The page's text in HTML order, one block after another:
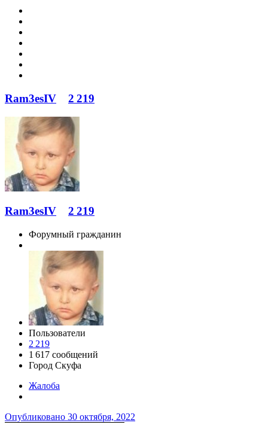
Ram3esIV 2 219
Ram3esIV 2 219
Форумный гражданин
Пользователи
2 219
1 617 сообщений
Город Скуфа
Жалоба
Опубликовано 30 октября, 2022